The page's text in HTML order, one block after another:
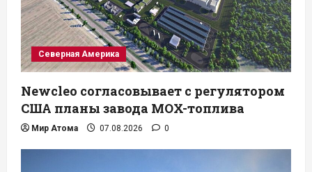
Северная Америка
Newcleo согласовывает с регулятором
США планы завода MOX-топлива
Мир Атома 07.08.2026 0